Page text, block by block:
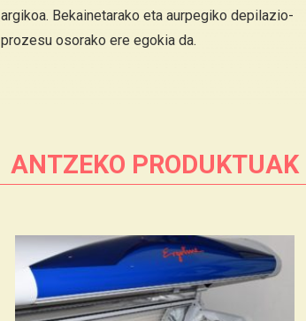
argikoa. Bekainetarako eta aurpegiko depilazio-
prozesu osorako ere egokia da.
ANTZEKO PRODUKTUAK